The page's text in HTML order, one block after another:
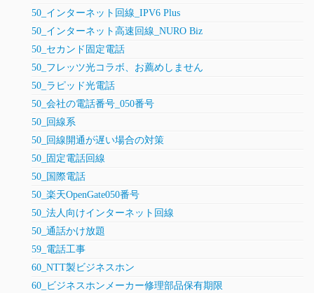
50_インターネット回線_IPV6 Plus
50_インターネット高速回線_NURO Biz
50_セカンド固定電話
50_フレッツ光コラボ、お薦めしません
50_ラピッド光電話
50_会社の電話番号_050番号
50_回線系
50_回線開通が遅い場合の対策
50_固定電話回線
50_国際電話
50_楽天OpenGate050番号
50_法人向けインターネット回線
50_通話かけ放題
59_電話工事
60_NTT製ビジネスホン
60_ビジネスホンメーカー修理部品保有期限